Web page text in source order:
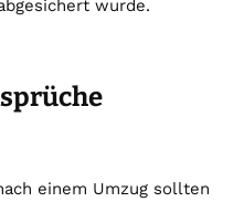
wurde.
einem Umzug sollten